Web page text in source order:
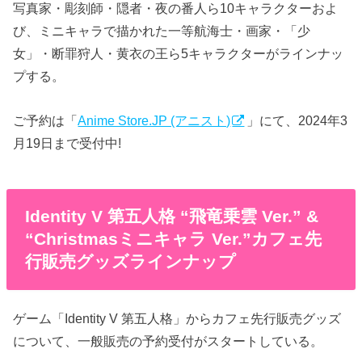
写真家・彫刻師・隠者・夜の番人ら10キャラクターおよ
び、ミニキャラで描かれた一等航海士・画家・「少
女」・断罪狩人・黄衣の王ら5キャラクターがラインナッ
プする。
ご予約は「Anime Store.JP (アニスト)
」にて、2024年3
月19日まで受付中!
Identity V 第五人格 “飛竜乗雲 Ver.” &
“Christmasミニキャラ Ver.”カフェ先
行販売グッズラインナップ
ゲーム「Identity V 第五人格」からカフェ先行販売グッズ
について、一般販売の予約受付がスタートしている。